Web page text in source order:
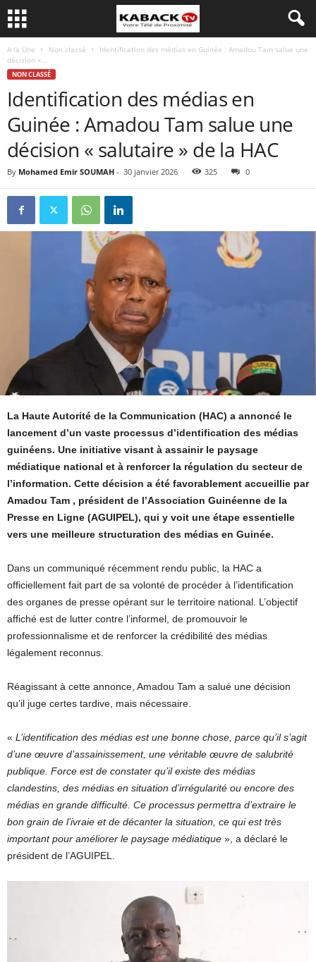
A la Une Non classé
Identification des médias en Guinée : Amadou Tam salue une
décision «...
NON CLASSÉ
Identification des médias en
Guinée : Amadou Tam salue une
décision « salutaire » de la HAC
By Mohamed Emir SOUMAH - 30 janvier 2026 325 0
La Haute Autorité de la Communication (HAC) a annoncé le
lancement d’un vaste processus d’identification des médias
guinéens. Une initiative visant à assainir le paysage
médiatique national et à renforcer la régulation du secteur de
l’information. Cette décision a été favorablement accueillie par
Amadou Tam , président de l’Association Guinéenne de la
Presse en Ligne (AGUIPEL), qui y voit une étape essentielle
vers une meilleure structuration des médias en Guinée.
Dans un communiqué récemment rendu public, la HAC a
officiellement fait part de sa volonté de procéder à l’identification
des organes de presse opérant sur le territoire national. L’objectif
affiché est de lutter contre l’informel, de promouvoir le
professionnalisme et de renforcer la crédibilité des médias
légalement reconnus.
Réagissant à cette annonce, Amadou Tam a salué une décision
qu’il juge certes tardive, mais nécessaire.
« L’identification des médias est une bonne chose, parce qu’il s’agit
d’une œuvre d’assainissement, une véritable œuvre de salubrité
publique. Force est de constater qu’il existe des médias
clandestins, des médias en situation d’irrégularité ou encore des
médias en grande difficulté. Ce processus permettra d’extraire le
bon grain de l’ivraie et de décanter la situation, ce qui est très
important pour améliorer le paysage médiatique », a déclaré le
président de l’AGUIPEL.